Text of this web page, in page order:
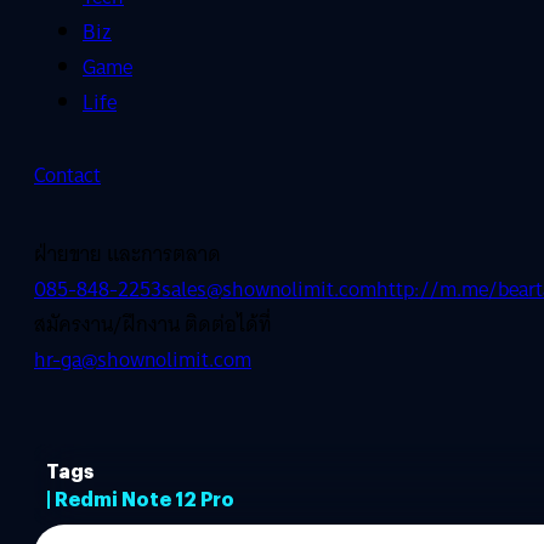
Biz
Game
Life
Contact
ฝ่ายขาย และการตลาด
085-848-2253sales@shownolimit.comhttp://m.me/
สมัครงาน/ฝึกงาน ติดต่อได้ที่
hr-ga@shownolimit.com
Tags
| Redmi Note 12 Pro